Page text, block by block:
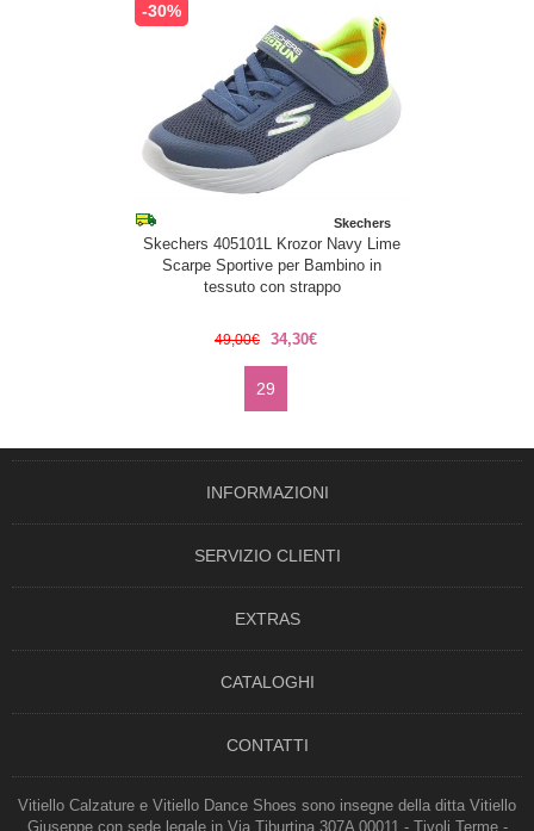
-30%
Skechers
Skechers 405101L Krozor Navy Lime
Scarpe Sportive per Bambino in
tessuto con strappo
49,00€ 34,30€
29
INFORMAZIONI
SERVIZIO CLIENTI
EXTRAS
CATALOGHI
CONTATTI
Vitiello Calzature e Vitiello Dance Shoes sono insegne della ditta Vitiello
Giuseppe con sede legale in Via Tiburtina 307A 00011 - Tivoli Terme -